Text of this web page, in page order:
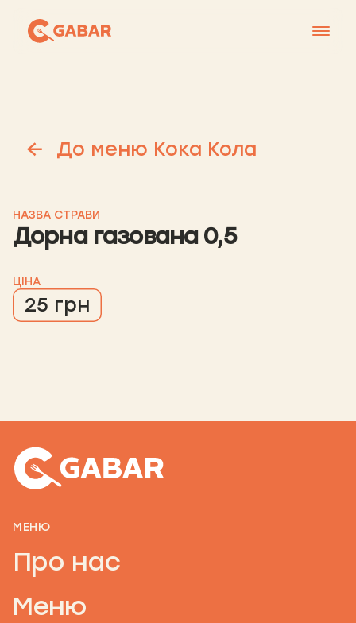
Франшиза
До меню Кока Кола
НАЗВА СТРАВИ
Дорна газована 0,5
ЦІНА
25 грн
МЕНЮ
Про нас
Меню